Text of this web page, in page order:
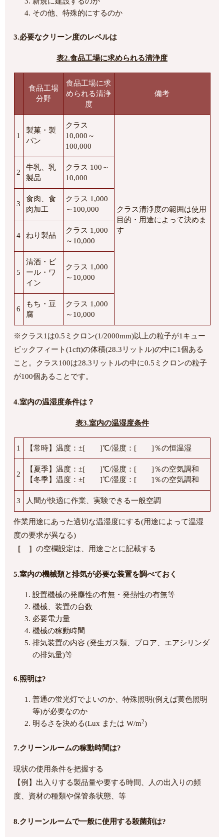
その他、特殊的にするのか
3.必要なクリーン度のレベルは
表2.食品工場に求められる清浄度
食品工場
分野
食品工場に求
められる清浄
度
備考
1
製菓・製
パン
クラス
10,000～
100,000
クラス清浄度の範囲は使用
目的・用途によって決めま
す
2
牛乳、乳
製品
クラス 100～
10,000
3
食肉、食
肉加工
クラス 1,000
～100,000
4 ねり製品
クラス 1,000
～10,000
5
清酒・ビ
ール・ワ
イン
クラス 1,000
～10,000
6
もち・豆
腐
クラス 1,000
～10,000
※クラス1は0.5ミクロン(1/2000mm)以上の粒子が1キュー
ビックフィート(1cft)の体積(28.3リットル)の中に1個ある
こと。クラス100は28.3リットルの中に0.5ミクロンの粒子
が100個あることです。
4.室内の温湿度条件は？
表3.室内の温湿度条件
1 【常時】温度：±[ ]℃/湿度：[ ]％の恒温湿
2
【夏季】温度：±[ ]℃/湿度：[ ]％の空気調和
【冬季】温度：±[ ]℃/湿度：[ ]％の空気調和
3 人間が快適に作業、実験できる一般空調
作業用途にあった適切な温湿度にする(用途によって温湿
度の要求が異なる)
［ ］の空欄設定は、用途ごとに記載する
5.室内の機械類と排気が必要な装置を調べておく
設置機械の発塵性の有無・発熱性の有無等
機械、装置の台数
必要電力量
機械の稼動時間
排気装置の内容 (発生ガス類、ブロア、エアシリンダ
の排気量)等
6.照明は?
普通の蛍光灯でよいのか、特殊照明(例えば黄色照明
等)が必要なのか
明るさを決める(Lux または W/m2)
7.クリーンルームの稼動時間は?
現状の使用条件を把握する
【例】出入りする製品量や要する時間、人の出入りの頻
度、資材の種類や保管条状態、等
8.クリーンルームで一般に使用する殺菌剤は?